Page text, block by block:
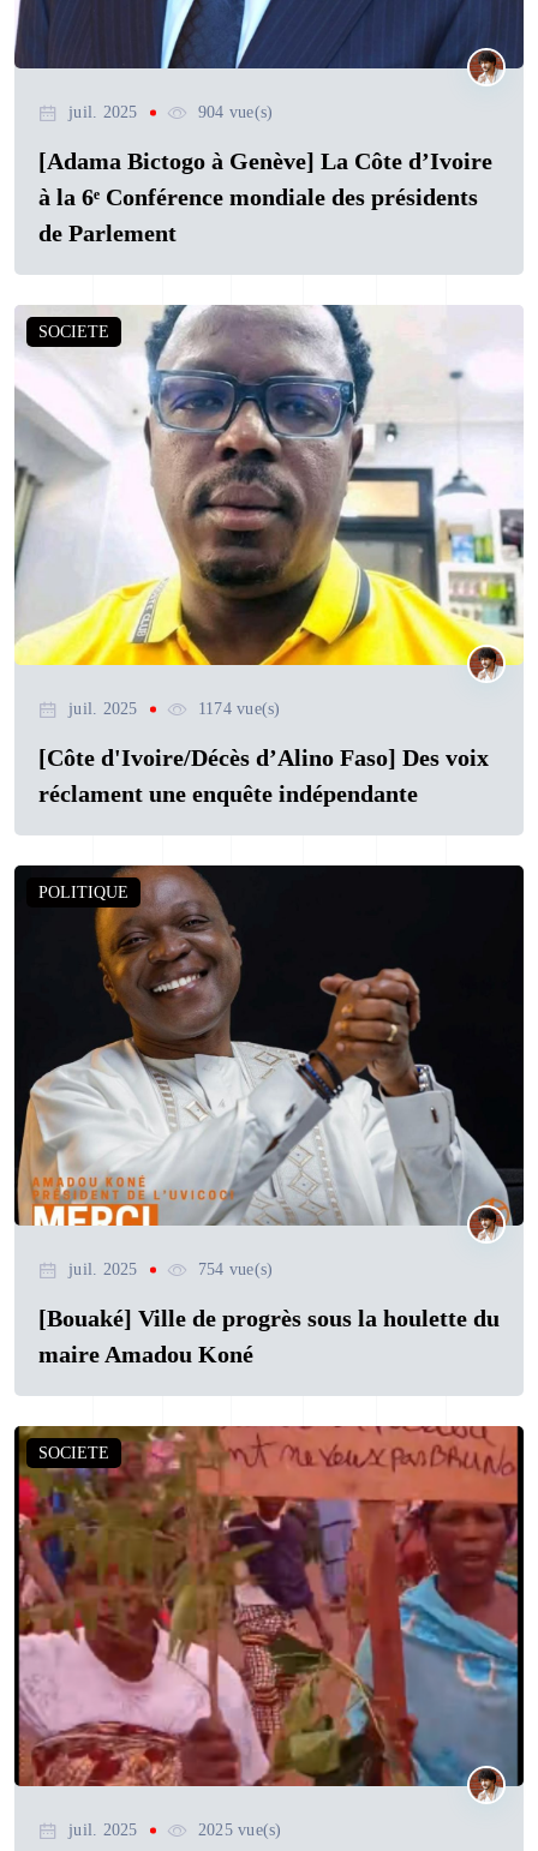
juil. 2025 904 vue(s)
[Adama Bictogo à Genève] La Côte d’Ivoire
à la 6ᵉ Conférence mondiale des présidents
de Parlement
SOCIETE
juil. 2025 1174 vue(s)
[Côte d'Ivoire/Décès d’Alino Faso] Des voix
réclament une enquête indépendante
POLITIQUE
juil. 2025 754 vue(s)
[Bouaké] Ville de progrès sous la houlette du
maire Amadou Koné
SOCIETE
juil. 2025 2025 vue(s)